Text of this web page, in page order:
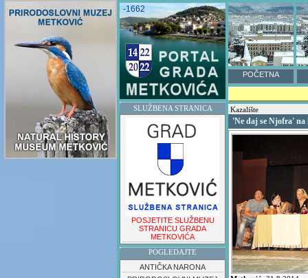
-1662
POČETNA
SLUŽBENA STRANICA
POSJETITE SLUŽBENU
STRANICU GRADA
METKOVIĆA
POGLEDAJTE
ANTIČKA NARONA
Kazalište
'Ne daj se Njofra'